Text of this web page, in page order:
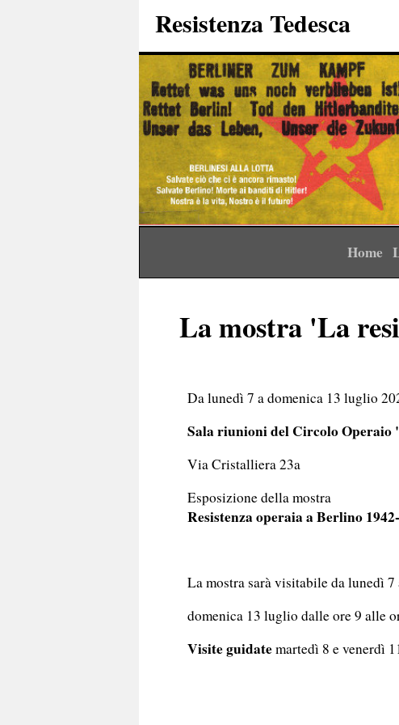
Resistenza Tedesca
Home
La mostra 'La
Da lunedì 7 a domenica 13 luglio
Sala riunioni del Circolo
Via Cristalliera 23a
Esposizione della mostra
Resistenza operaia a Berlino
La mostra sarà visitabile da lunedì
domenica 13 luglio dalle ore 9 alle
Visite guidatemartedì 8 e venerdì